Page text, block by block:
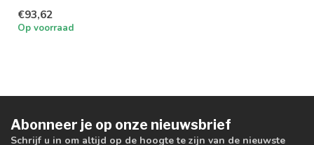
€93,62
Op voorraad
Abonneer je op onze nieuwsbrief
Schrijf u in om altijd op de hoogte te zijn van de nieuwste